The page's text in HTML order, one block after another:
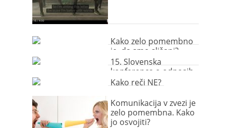
Kako zelo pomembno
je, da smo slišani?
15. Slovenska
konferenca o odnosih
z javnostmi – Komu
in zakaj?
Kako reči NE?
Komunikacija v zvezi je
zelo pomembna. Kako
jo osvojiti?